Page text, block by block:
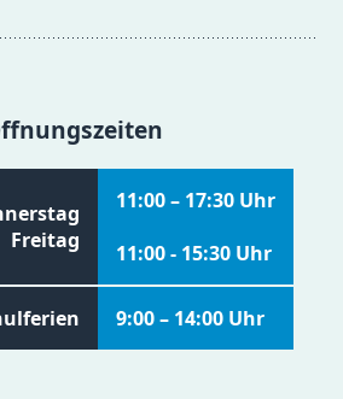
Freitag
11:00 – 17:30 Uhr
11:00 - 15:30 Uhr
9:00 – 14:00 Uhr